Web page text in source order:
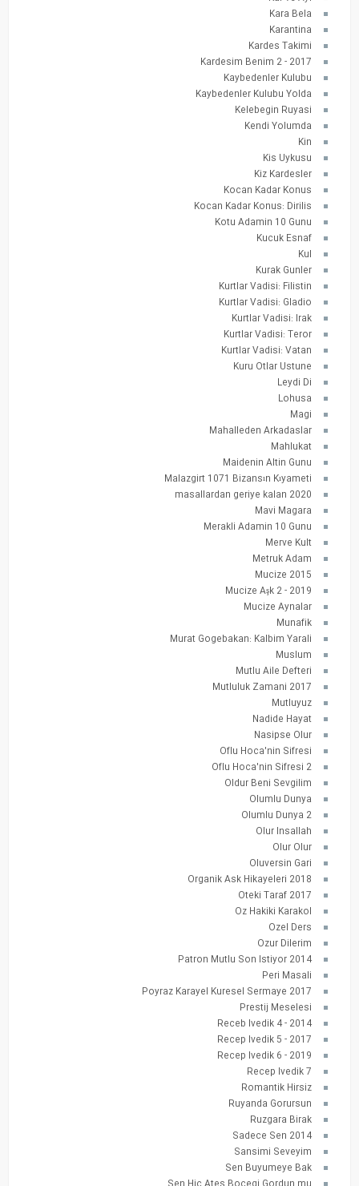
Kara Bela
Karantina
Kardes Takimi
Kardesim Benim 2 - 2017
Kaybedenler Kulubu
Kaybedenler Kulubu Yolda
Kelebegin Ruyasi
Kendi Yolumda
Kin
Kis Uykusu
Kiz Kardesler
Kocan Kadar Konus
Kocan Kadar Konus: Dirilis
Kotu Adamin 10 Gunu
Kucuk Esnaf
Kul
Kurak Gunler
Kurtlar Vadisi: Filistin
Kurtlar Vadisi: Gladio
Kurtlar Vadisi: Irak
Kurtlar Vadisi: Teror
Kurtlar Vadisi: Vatan
Kuru Otlar Ustune
Leydi Di
Lohusa
Magi
Mahalleden Arkadaslar
Mahlukat
Maidenin Altin Gunu
Malazgirt 1071 Bizansın Kıyameti
masallardan geriye kalan 2020
Mavi Magara
Merakli Adamin 10 Gunu
Merve Kult
Metruk Adam
Mucize 2015
Mucize Aşk 2 - 2019
Mucize Aynalar
Munafik
Murat Gogebakan: Kalbim Yarali
Muslum
Mutlu Aile Defteri
Mutluluk Zamani 2017
Mutluyuz
Nadide Hayat
Nasipse Olur
Oflu Hoca'nin Sifresi
Oflu Hoca'nin Sifresi 2
Oldur Beni Sevgilim
Olumlu Dunya
Olumlu Dunya 2
Olur Insallah
Olur Olur
Oluversin Gari
Organik Ask Hikayeleri 2018
Oteki Taraf 2017
Oz Hakiki Karakol
Ozel Ders
Ozur Dilerim
Patron Mutlu Son Istiyor 2014
Peri Masali
Poyraz Karayel Kuresel Sermaye 2017
Prestij Meselesi
Receb Ivedik 4 - 2014
Recep Ivedik 5 - 2017
Recep Ivedik 6 - 2019
Recep Ivedik 7
Romantik Hirsiz
Ruyanda Gorursun
Ruzgara Birak
Sadece Sen 2014
Sansimi Seveyim
Sen Buyumeye Bak